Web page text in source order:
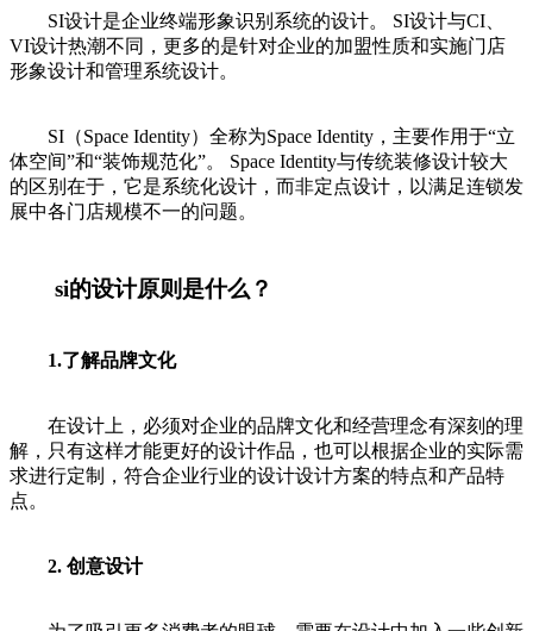
SI设计是企业终端形象识别系统的设计。 SI设计与CI、
VI设计热潮不同，更多的是针对企业的加盟性质和实施门店
形象设计和管理系统设计。
SI（Space Identity）全称为Space Identity，主要作用于“立
体空间”和“装饰规范化”。 Space Identity与传统装修设计较大
的区别在于，它是系统化设计，而非定点设计，以满足连锁发
展中各门店规模不一的问题。
si的设计原则是什么？
1.了解品牌文化
在设计上，必须对企业的品牌文化和经营理念有深刻的理
解，只有这样才能更好的设计作品，也可以根据企业的实际需
求进行定制，符合企业行业的设计设计方案的特点和产品特
点。
2. 创意设计